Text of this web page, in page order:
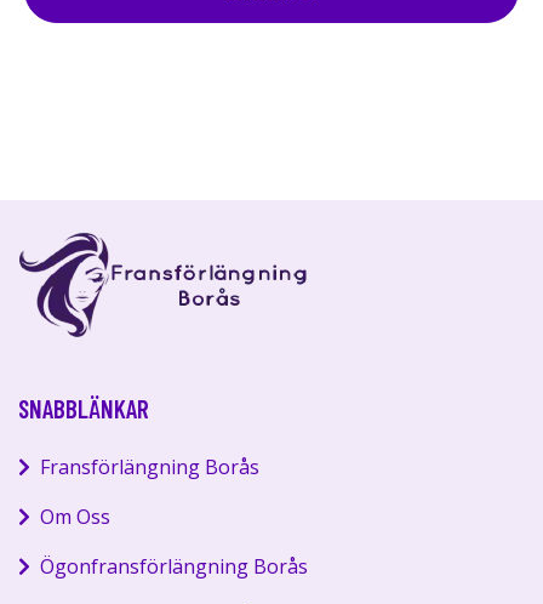
SNABBLÄNKAR
Fransförlängning Borås
Om Oss
Ögonfransförlängning Borås